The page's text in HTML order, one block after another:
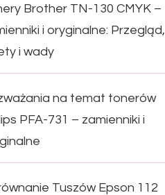
Brother TN-130 CMYK –
i oryginalne: Przegląd,
i wady
na temat tonerów
PFA-731 – zamienniki i
Tuszów Epson 112